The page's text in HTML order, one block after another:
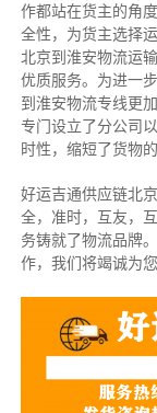
作都站在货主的角
全性，为货主选择
北京到淮安物流运
优质服务。为进一
到淮安物流专线更
专门设立了分公司
时性，缩短了货物
好运吉通供应链北
全，准时，互友，
务铸就了物流品牌
作，我们将竭诚为